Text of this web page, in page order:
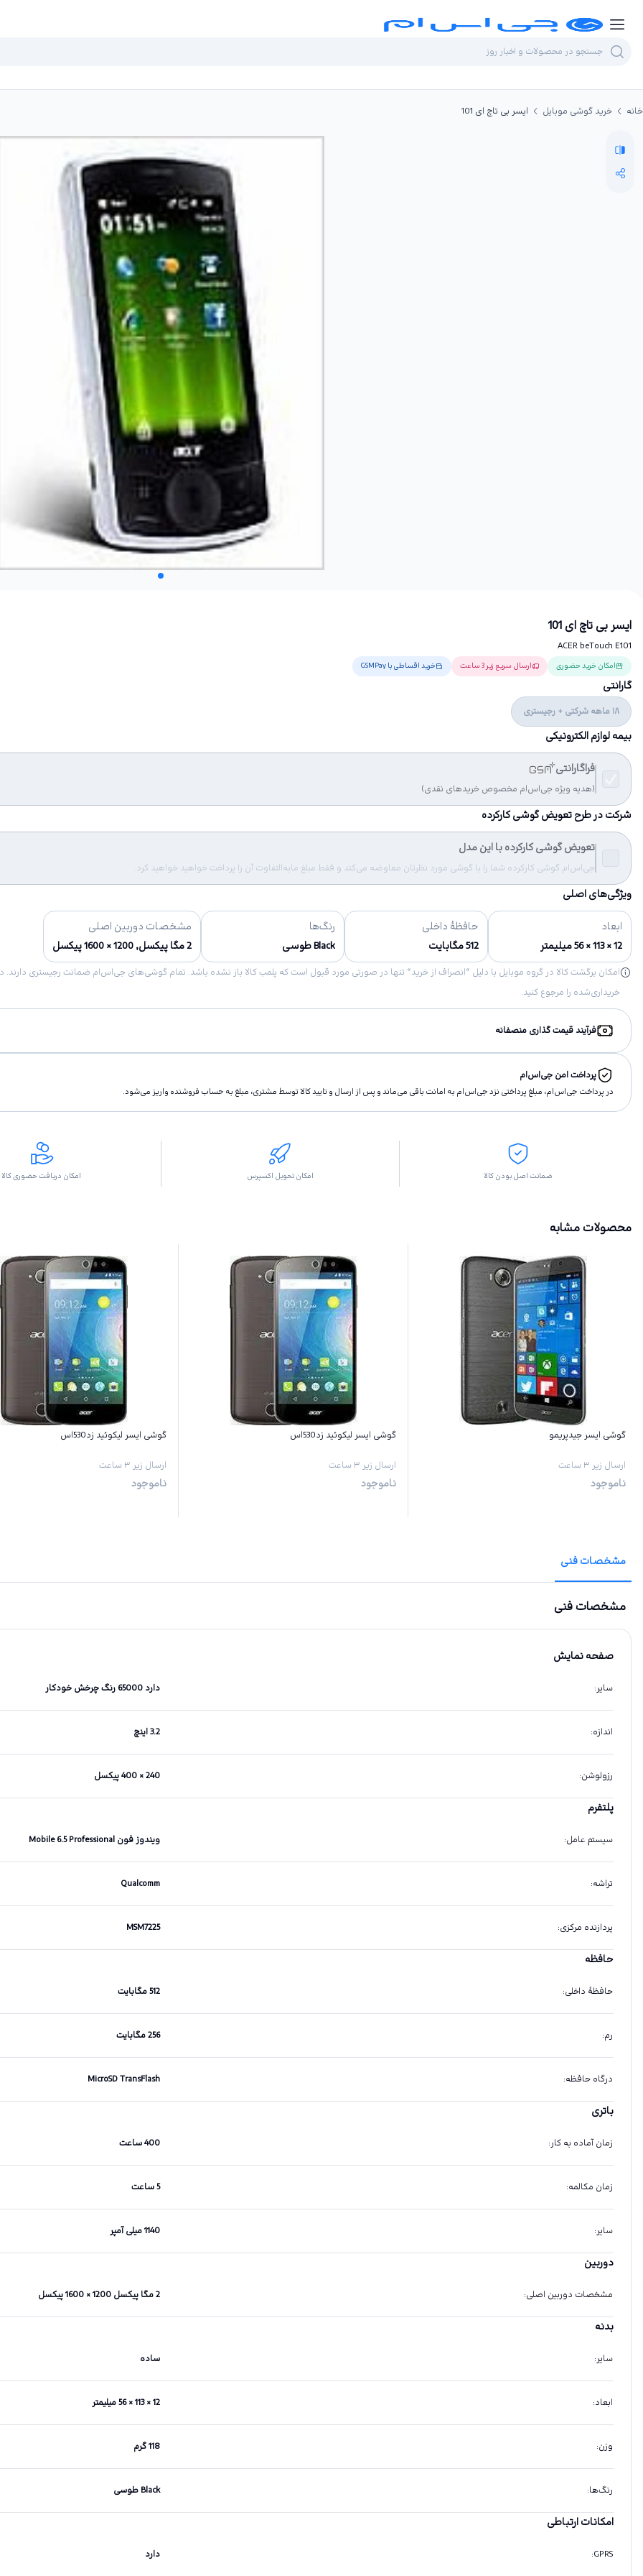
خانه خرید گوشی موبایل ایسر بی تاچ ای 101
ایسر بی تاچ ای 101
ACER beTouch E101
امکان خرید حضوری ارسال سریع زیر 3 ساعت خرید اقساطی با GSMPay
گارانتی
18 ماهه شرکتی + رجیستری
بیمه لوازم الکترونیکی
فراگارانتی
(هدیه ویژه جی‌اس‌ام مخصوص خریدهای نقدی)
شرکت در طرح تعویض گوشی کارکرده
تعویض گوشی کارکرده با این مدل
جی‌اس‌ام گوشی کارکرده شما را با گوشی مورد نظرتان معاوضه می‌کند و فقط مبلغ مابه‌التفاوت آن را پرداخت خواهید خواهید کرد.
ویژگی‌های اصلی
ابعاد
12 × 113 × 56 میلیمتر
حافظهٔ داخلی
512 مگابایت
رنگ‌ها
Black طوسی
مشخصات دوربین اصلی
2 مگا پیکسل, 1200 × 1600 پیکسل
خریداری‌شده را مرجوع کنید.
فرآیند قیمت گذاری منصفانه
پرداخت امن جی‌اس‌ام
در پرداخت جی‌اس‌ام، مبلغ پرداختى نزد جی‌اس‌ام به امانت باقى مى‌ماند و پس از ارسال و تاييد كالا توسط مشتری، مبلغ به حساب فروشنده واريز مى‌شود.
ضمانت اصل بودن کالا امکان تحویل اکسپرس امکان دریافت حضوری کالا
محصولات مشابه
گوشی ایسر جیدپریمو
ارسال زیر ۳ ساعت
ناموجود
گوشی ایسر لیکوئید زد530اس
ارسال زیر ۳ ساعت
ناموجود
گوشی ایسر لیکوئید زد530اس
ارسال زیر ۳ ساعت
ناموجود
مشخصات فنی
مشخصات فنی
صفحه نمایش
سایر: دارد 65000 رنگ چرخش خودکار
اندازه: 3.2 اینچ
رزولوشن: 240 × 400 پیکسل
پلتفرم
سیستم عامل: ویندوز فون Mobile 6.5 Professional
تراشه:
Qualcomm
پردازنده مرکزی:
MSM7225
حافظه
حافظهٔ داخلی: 512 مگابایت
رم: 256 مگابایت
درگاه حافظه:
MicroSD TransFlash
باتری
زمان آماده به کار: 400 ساعت
زمان مکالمه: 5 ساعت
سایر: 1140 میلی آمپر
دوربین
مشخصات دوربین اصلی: 2 مگا پیکسل 1200 × 1600 پیکسل
بدنه
سایر: ساده
ابعاد: 12 × 113 × 56 میلیمتر
وزن: 118 گرم
رنگ‌ها: Black طوسی
امکانات ارتباطی
GPRS
: دارد